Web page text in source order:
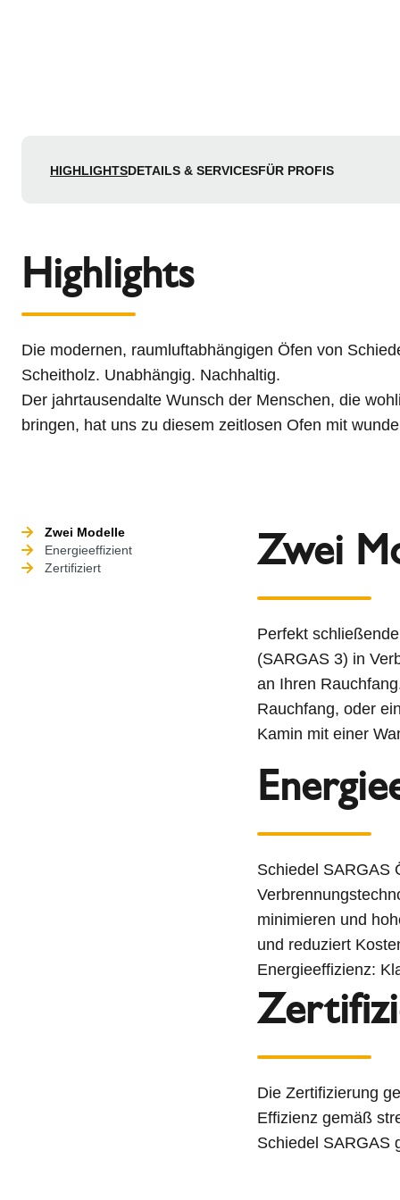
HIGHLIGHTSDETAILS & SERVICESFÜR PROFIS
Highlights
Die modernen, raumluftabhängigen Öfen von
Scheitholz. Unabhängig. Nachhaltig.
Der jahrtausendalte Wunsch der Menschen, die
bringen, hat uns zu diesem zeitlosen Ofen mit
Zwei Modelle
Energieeffizient
Zertifiziert
Zwei
Perfekt
(SARGAS 3) in
an Ihren
Rauchfang, oder
Kamin mit einer
Schiedel SARGAS
minimieren und
und reduziert
Energieeffizienz:
Die Zertifizierung
Effizienz gemäß
Schiedel SARGAS